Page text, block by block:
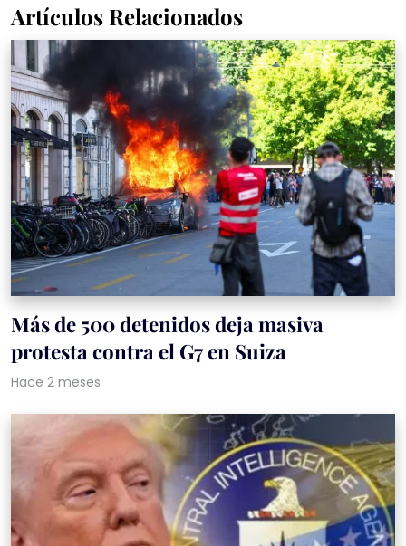
Artículos Relacionados
Más de 500 detenidos deja masiva
protesta contra el G7 en Suiza
Hace 2 meses